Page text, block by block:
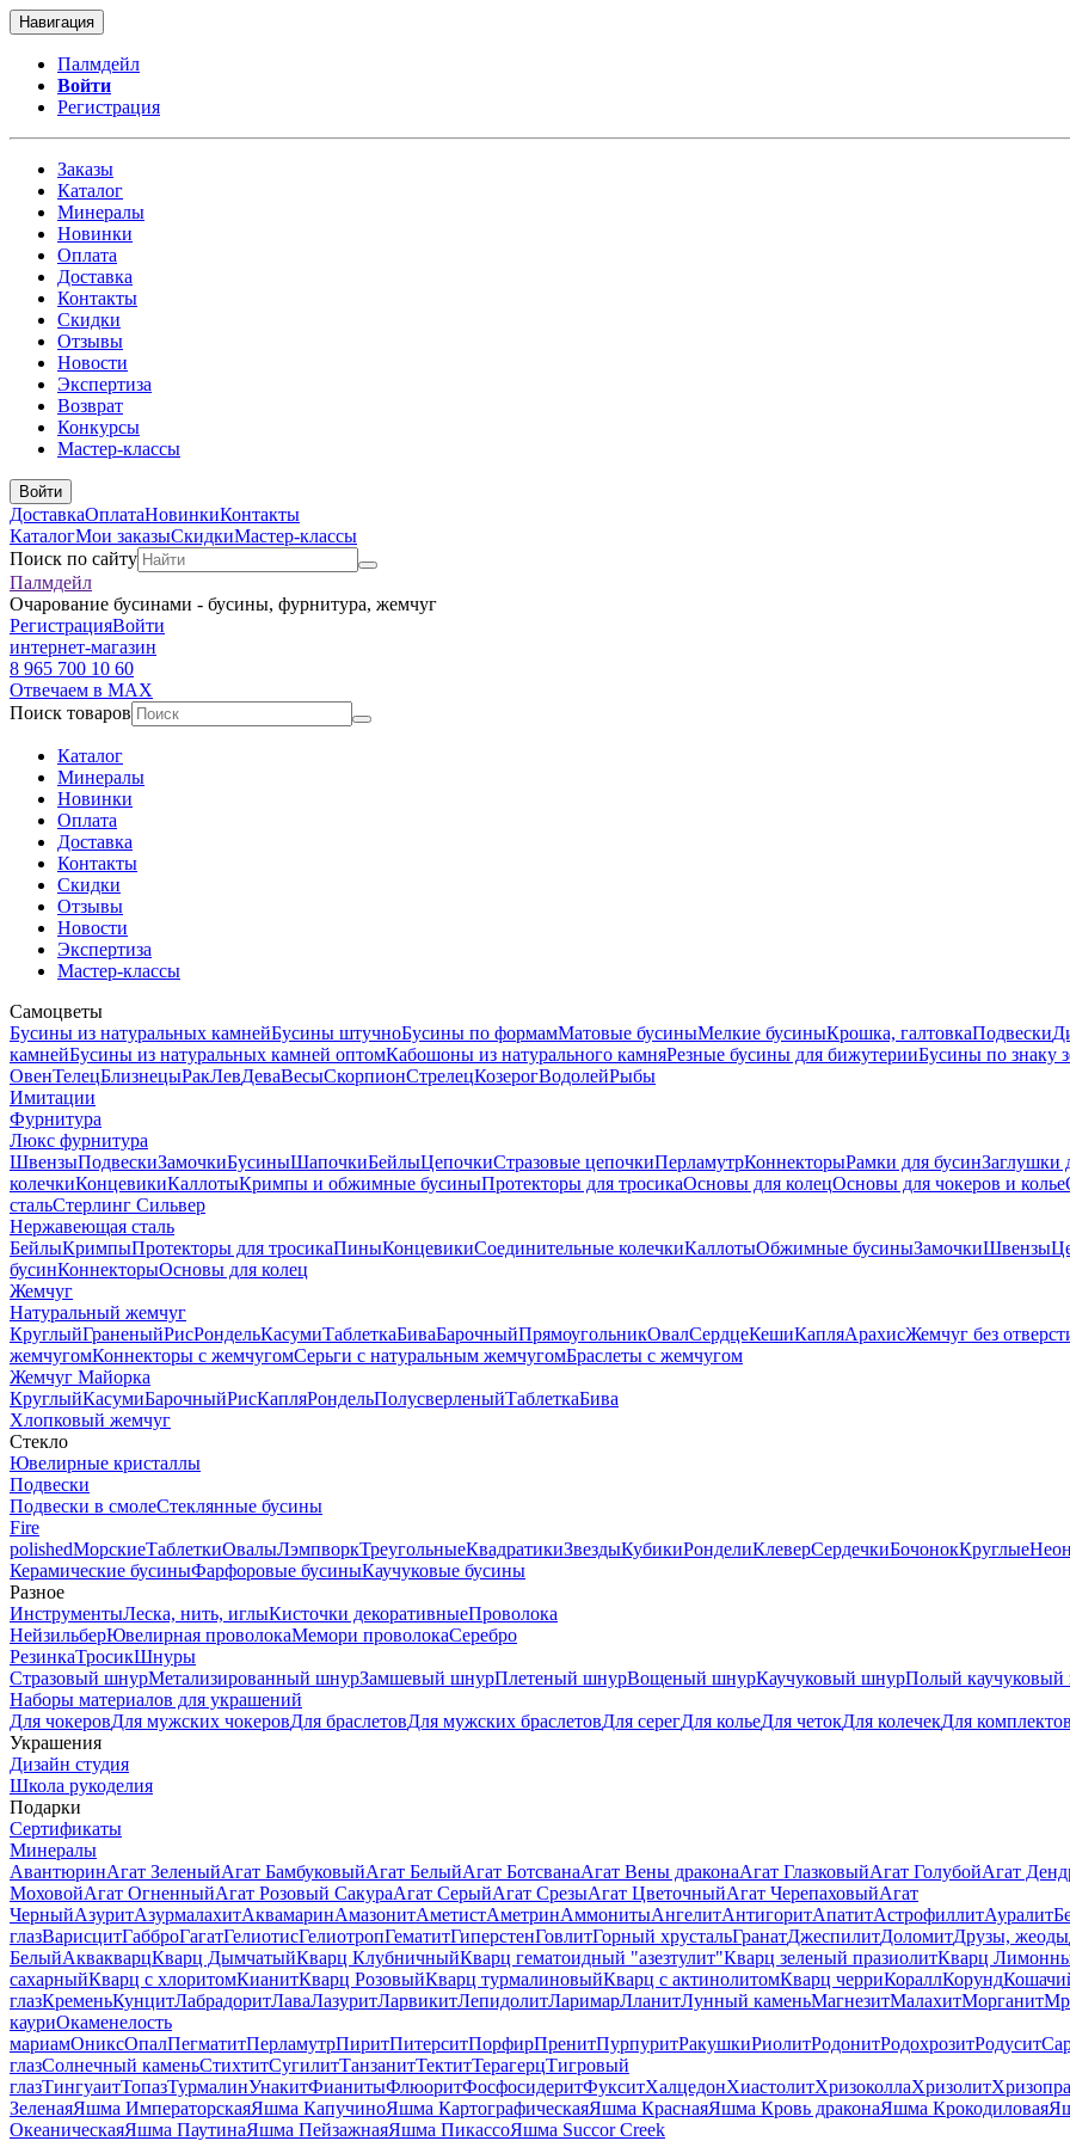
Навигация
Палмдейл
Войти
Регистрация
Заказы
Каталог
Минералы
Новинки
Оплата
Доставка
Контакты
Скидки
Отзывы
Новости
Экспертиза
Возврат
Конкурсы
Мастер-классы
Войти
ДоставкаОплатаНовинкиКонтакты
КаталогМои заказыСкидкиМастер-классы
Поиск по сайту
Палмдейл
Очарование бусинами - бусины, фурнитура, жемчуг
РегистрацияВойти
интернет-магазин
8 965 700 10 60
Отвечаем в MAX
Поиск товаров
Каталог
Минералы
Новинки
Оплата
Доставка
Контакты
Скидки
Отзывы
Новости
Экспертиза
Мастер-классы
Самоцветы
Бусины из натуральных камнейБусины штучноБусины по формамМатовые бусиныМелкие бусиныКрошка, галтовкаПодвески
камнейБусины из натуральных камней оптомКабошоны из натурального камняРезные бусины для бижутерииБусины по знаку
ОвенТелецБлизнецыРакЛевДеваВесыСкорпионСтрелецКозерогВодолейРыбы
Имитации
Фурнитура
Люкс фурнитура
ШвензыПодвескиЗамочкиБусиныШапочкиБейлыЦепочкиСтразовые цепочкиПерламутрКоннекторыРамки для бусинЗаглушки
колечкиКонцевикиКаллотыКримпы и обжимные бусиныПротекторы для тросикаОсновы для колецОсновы для чокеров и колье
стальСтерлинг Сильвер
Нержавеющая сталь
БейлыКримпыПротекторы для тросикаПиныКонцевикиСоединительные колечкиКаллотыОбжимные бусиныЗамочкиШвензы
бусинКоннекторыОсновы для колец
Жемчуг
Натуральный жемчуг
КруглыйГраненыйРисРондельКасумиТаблеткаБиваБарочныйПрямоугольникОвалСердцеКешиКапляАрахисЖемчуг без
жемчугомКоннекторы с жемчугомСерьги с натуральным жемчугомБраслеты с жемчугом
Жемчуг Майорка
КруглыйКасумиБарочныйРисКапляРондельПолусверленыйТаблеткаБива
Хлопковый жемчуг
Стекло
Ювелирные кристаллы
Подвески
Подвески в смолеСтеклянные бусины
Fire
polishedМорскиеТаблеткиОвалыЛэмпворкТреугольныеКвадратикиЗвездыКубикиРонделиКлеверСердечкиБочонокКруглые
Керамические бусиныФарфоровые бусиныКаучуковые бусины
Разное
ИнструментыЛеска, нить, иглыКисточки декоративныеПроволока
НейзильберЮвелирная проволокаМемори проволокаСеребро
РезинкаТросикШнуры
Стразовый шнурМетализированный шнурЗамшевый шнурПлетеный шнурВощеный шнурКаучуковый шнурПолый
Наборы материалов для украшений
Для чокеровДля мужских чокеровДля браслетовДля мужских браслетовДля серегДля кольеДля четокДля колечекДля
Украшения
Дизайн студия
Школа рукоделия
Подарки
Сертификаты
Минералы
АвантюринАгат ЗеленыйАгат БамбуковыйАгат БелыйАгат БотсванаАгат Вены драконаАгат ГлазковыйАгат ГолубойАгат
МоховойАгат ОгненныйАгат Розовый СакураАгат СерыйАгат СрезыАгат ЦветочныйАгат ЧерепаховыйАгат
ЧерныйАзуритАзурмалахитАквамаринАмазонитАметистАметринАммонитыАнгелитАнтигоритАпатитАстрофиллитАуралит
глазВарисцитГабброГагатГелиотисГелиотропГематитГиперстенГовлитГорный хрустальГранатДжеспилитДоломитДрузы, жеоды
БелыйАквакварцКварц ДымчатыйКварц КлубничныйКварц гематоидный "азезтулит"Кварц зеленый празиолитКварц
сахарныйКварц с хлоритомКианитКварц РозовыйКварц турмалиновыйКварц с актинолитомКварц черриКораллКорунд
глазКременьКунцитЛабрадоритЛаваЛазуритЛарвикитЛепидолитЛаримарЛланитЛунный каменьМагнезитМалахитМорганит
кауриОкаменелость
мариамОниксОпалПегматитПерламутрПиритПитерситПорфирПренитПурпуритРакушкиРиолитРодонитРодохрозитРодусит
глазСолнечный каменьСтихтитСугилитТанзанитТектитТерагерцТигровый
глазТингуаитТопазТурмалинУнакитФианитыФлюоритФосфосидеритФукситХалцедонХиастолитХризоколлаХризолит
ЗеленаяЯшма ИмператорскаяЯшма КапучиноЯшма КартографическаяЯшма КраснаяЯшма Кровь драконаЯшма Крокодиловая
ОкеаническаяЯшма ПаутинаЯшма ПейзажнаяЯшма ПикассоЯшма Succor Creek